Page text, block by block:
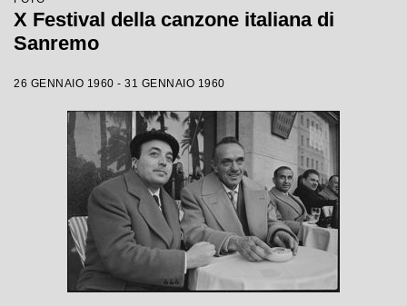
X Festival della canzone italiana di
Sanremo
26 GENNAIO 1960 - 31 GENNAIO 1960